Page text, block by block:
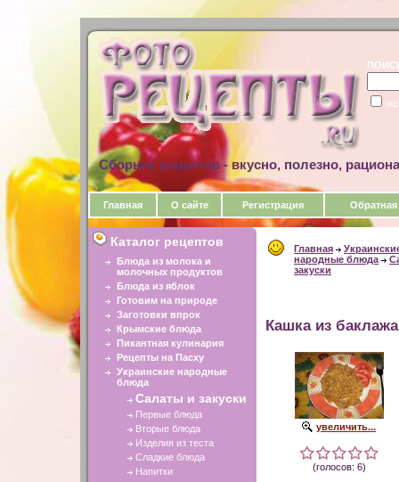
Сборник рецептов - вкусно, полезно,
Главная О сайте Регистрация Обратная
Каталог рецептов
Блюда из молока и
молочных продуктов
Блюда из яблок
Готовим на природе
Заготовки впрок
Крымские блюда
Пикантная кулинария
Рецепты на Пасху
Украинские народные
блюда
Салаты и закуски
Первые блюда
Вторые блюда
Изделия из теста
Сладкие блюда
Напитки
Главная
народные блюда
закуски
Кашка из
увеличить...
(голосов: 6)